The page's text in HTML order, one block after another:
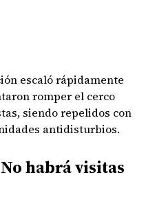
escaló rápidamente
romper el cerco
siendo repelidos con
antidisturbios.
habrá visitas